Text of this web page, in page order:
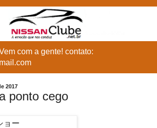
com a gente! contato:
2017
ponto cego